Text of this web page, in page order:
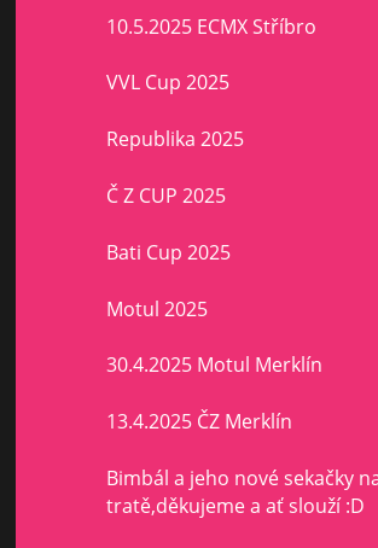
10.5.2025 ECMX Stříbro
VVL Cup 2025
Republika 2025
Č Z CUP 2025
Bati Cup 2025
Motul 2025
30.4.2025 Motul Merklín
13.4.2025 ČZ Merklín
Bimbál a jeho nové sekačky
tratě,děkujeme a ať slouží :D